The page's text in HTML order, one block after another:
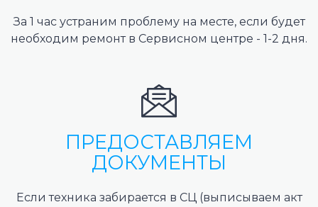
За 1 час устраним проблему на месте, если будет
необходим ремонт в Сервисном центре - 1-2 дня.
ПРЕДОСТАВЛЯЕМ
ДОКУМЕНТЫ
Если техника забирается в СЦ (выписываем акт